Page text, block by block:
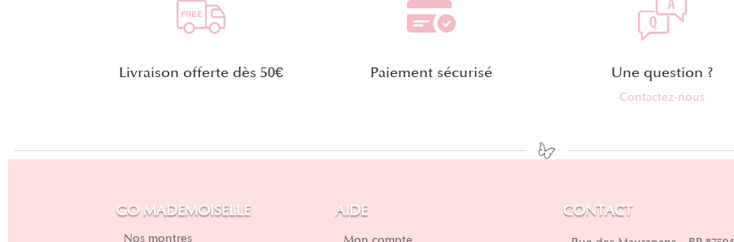
Livraison offerte dès 50€ Paiement sécurisé Une question ?
Contactez-nous
GO MADEMOISELLE
Nos montres
AIDE CONTACT